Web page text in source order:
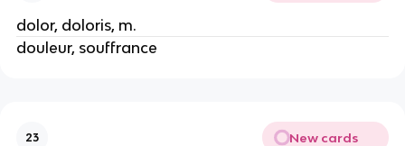
dolor, doloris, m.
douleur, souffrance
23 New cards